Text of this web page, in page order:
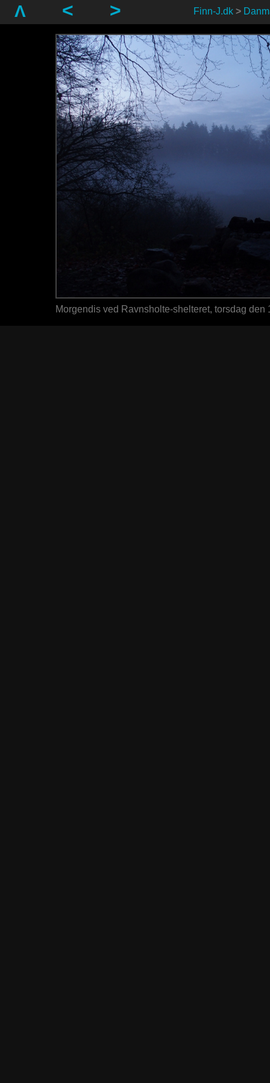
Λ < > Finn-J.dk >
Morgendis ved Ravnsholte-shelteret, torsdag den